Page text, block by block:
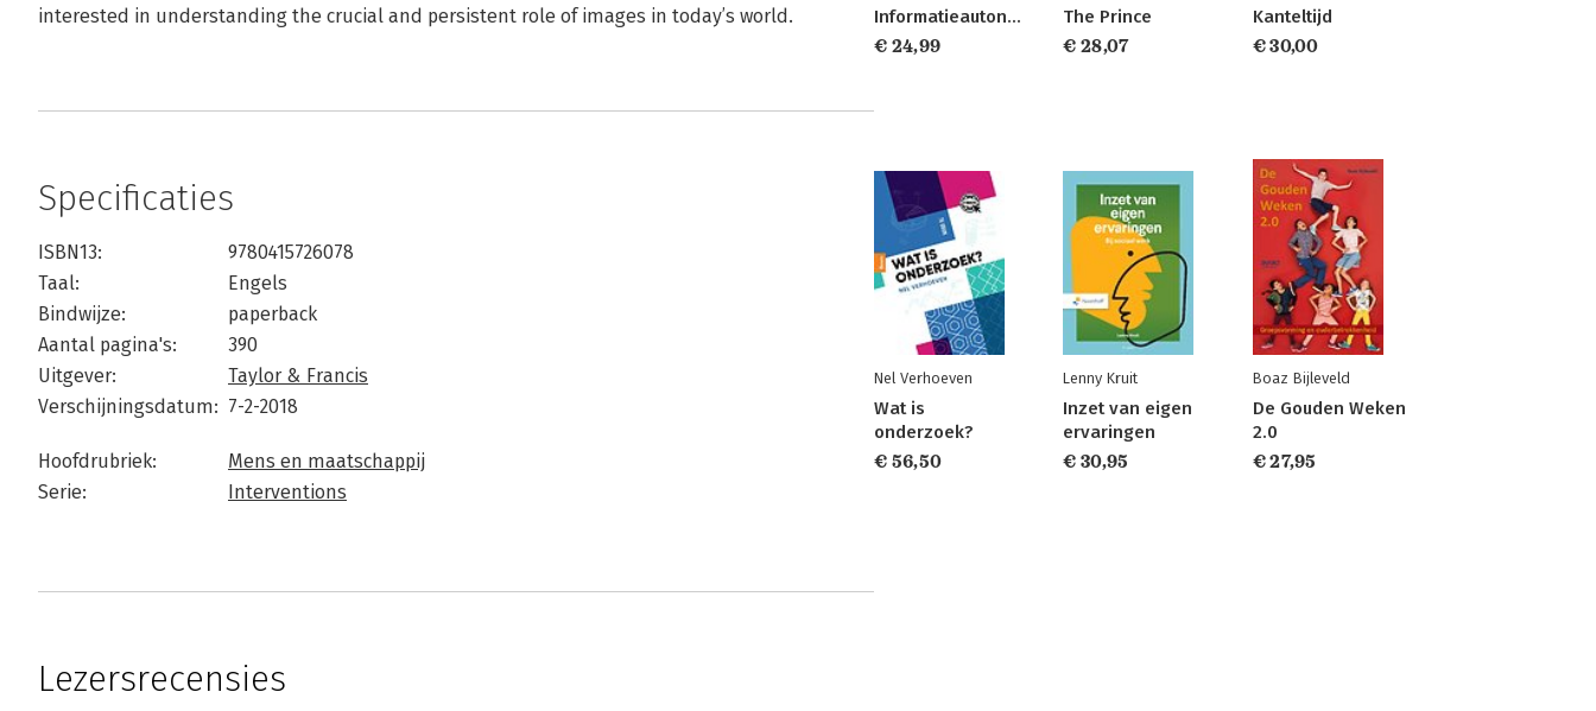
interested in understanding the crucial and persistent role of images in today’s world.
Specificaties
ISBN13:
9780415726078
Taal:
Engels
Bindwijze:
paperback
Aantal pagina's:
390
Uitgever:
Taylor & Francis
Verschijningsdatum: 7-2-2018
Hoofdrubriek:
Mens en maatschappij
Serie:
Interventions
Lezersrecensies
Informatieautonomie
€ 24,99
The Prince
€ 28,07
Kanteltijd
€ 30,00
Nel Verhoeven
Wat is
onderzoek?
€ 56,50
Lenny Kruit
Inzet van eigen
ervaringen
€ 30,95
Boaz Bijleveld
De Gouden Weken
2.0
€ 27,95